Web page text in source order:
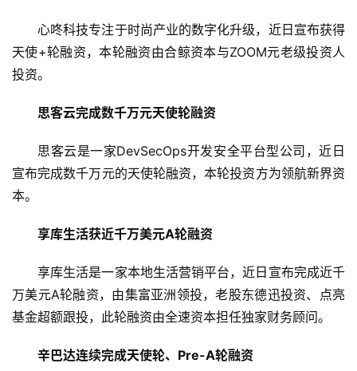
心咚科技专注于时尚产业的数字化升级，近日宣布获得
天使+轮融资，本轮融资由合鲸资本与ZOOM元老级投资人
投资。
思客云完成数千万元天使轮融资
思客云是一家DevSecOps开发安全平台型公司，近日
宣布完成数千万元的天使轮融资，本轮投资方为领航新界资
本。
享库生活获近千万美元A轮融资
享库生活是一家本地生活营销平台，近日宣布完成近千
万美元A轮融资，由集富亚洲领投，老股东德迅投资、点亮
基金超额跟投，此轮融资由全速资本担任独家财务顾问。
辛巴达连续完成天使轮、Pre-A轮融资